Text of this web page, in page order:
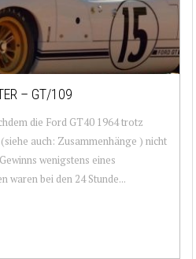
– GT/109
die Ford GT40 1964 trotz
auch: Zusammenhänge ) nicht
wenigstens eines
waren bei den 24 Stunde...